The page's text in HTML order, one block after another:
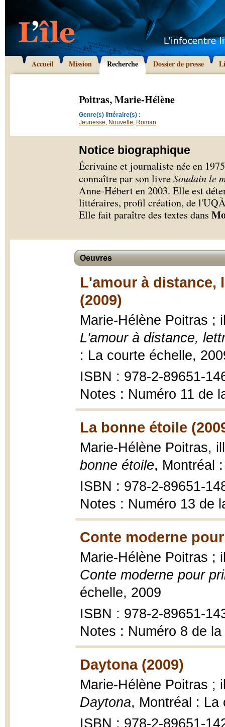
Accueil Mission Recherche Dossier de presse
Poitras, Marie-Hélène
Genre(s) littéraire(s) :
Jeunesse, Nouvelle, Roman
Notice biographique
Écrivaine et journaliste née en
connaître par son livreSoudain le
Anne-Hébert en 2003. Elle est
littéraires, profil création, de
Elle fait paraître des textes dans
Oeuvres
L'amour à distance,
(2009)
Marie-Hélène Poitras ;
L'amour à distance,
: La courte échelle,
ISBN : 978-2-89651-
Notes : Numéro 11 de
La bonne étoile
Marie-Hélène Poitras,
bonne étoile, Montréal
ISBN : 978-2-89651-
Notes : Numéro 13 de
Conte moderne
Marie-Hélène Poitras ;
Conte moderne pour
échelle, 2009
ISBN : 978-2-89651-
Notes : Numéro 8 de
Daytona (2009)
Marie-Hélène Poitras ;
Daytona, Montréal : La
ISBN : 978-2-89651-